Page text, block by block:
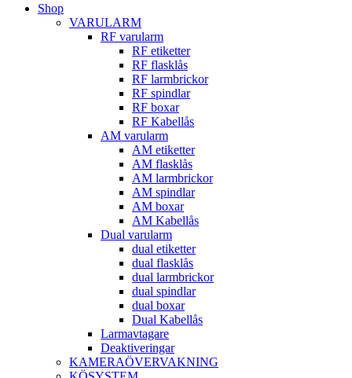
Shop
VARULARM
RF varularm
RF etiketter
RF flasklås
RF larmbrickor
RF spindlar
RF boxar
RF Kabellås
AM varularm
AM etiketter
AM flasklås
AM larmbrickor
AM spindlar
AM boxar
AM Kabellås
Dual varularm
dual etiketter
dual flasklås
dual larmbrickor
dual spindlar
dual boxar
Dual Kabellås
Larmavtagare
Deaktiveringar
KAMERAÖVERVAKNING